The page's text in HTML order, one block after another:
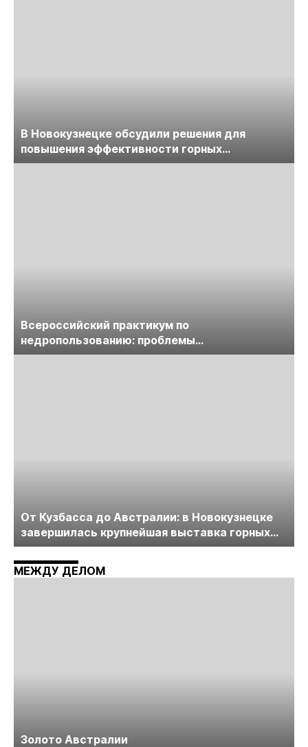
В Новокузнецке обсудили решения для
повышения эффективности горных
предприятий
Всероссийский практикум по
недропользованию: проблемы
лицензирования, цифровизации, экспертизы
От Кузбасса до Австралии: в Новокузнецке
завершилась крупнейшая выставка горных
технологий «Недра России. Уголь России и
Майнинг»
МЕЖДУ ДЕЛОМ
Золото Австралии